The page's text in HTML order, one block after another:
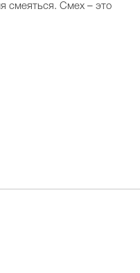
смеяться. Смех – это